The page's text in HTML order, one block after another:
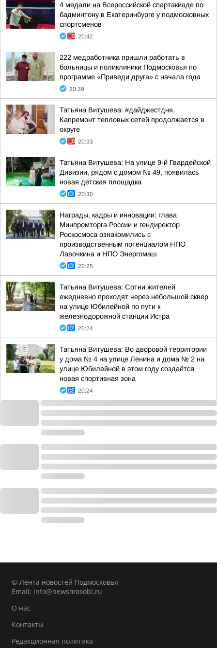
4 медали на Всероссийской спартакиаде по
бадминтону в Екатеринбурге у подмосковных
спортсменов
20:42
222 медработника пришли работать в
больницы и поликлиники Подмосковья по
программе «Приведи друга» с начала года
20:39
Татьяна Витушева: #дайджестдня.
Капремонт тепловых сетей продолжается в
округе
20:33
Татьяна Витушева: На улице 9-й Гвардейской
Дивизии, рядом с домом № 49, появилась
новая детская площадка
20:30
Награды, кадры и инновации: глава
Минпромторга России и гендиректор
Роскосмоса ознакомились с
производственным потенциалом НПО
Лавочкина и НПО Энергомаш
20:25
Татьяна Витушева: Сотни жителей
ежедневно проходят через небольшой сквер
на улице Юбилейной по пути к
железнодорожной станции Истра
20:24
Татьяна Витушева: Во дворовой территории
у дома № 4 на улице Ленина и дома № 2 на
улице Юбилейной в этом году создаётся
новая спортивная зона
20:24
© Лента новостей Подмосковья
Email: info@newsmosobl.ru
О нас
Контакты
Редакционная политика